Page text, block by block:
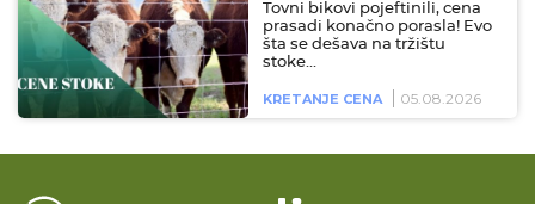
Tovni bikovi pojeftinili, cena
prasadi konačno porasla! Evo
šta se dešava na tržištu
stoke…
KRETANJE CENA 05.08.2026